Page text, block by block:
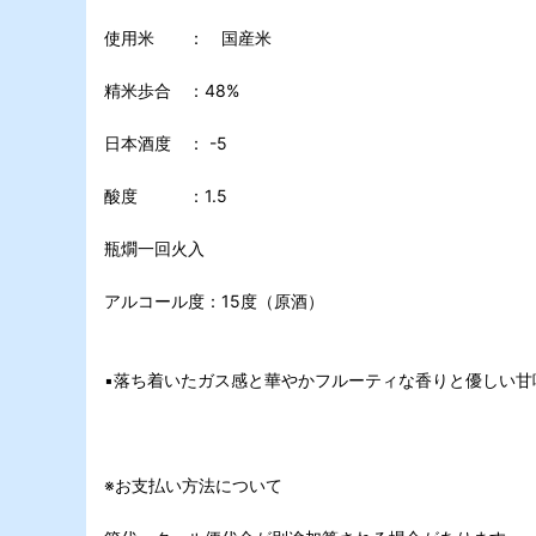
使用米 ： 国産米
精米歩合 ：48%
日本酒度 ： -5
酸度 ：1.5
瓶燗一回火入
アルコール度：15度（原酒）
▪️落ち着いたガス感と華やかフルーティな香りと優しい
※お支払い方法について